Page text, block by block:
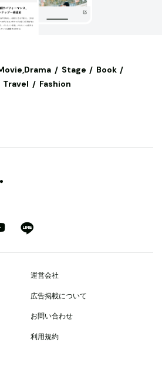
Stage
Book
Travel Fashion
運営会社
広告掲載について
お問い合わせ
利用規約